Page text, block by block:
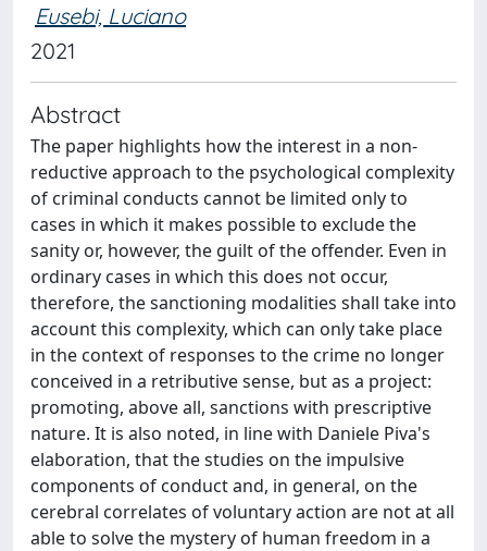
Eusebi, Luciano
2021
Abstract
The paper highlights how the interest in a non-
reductive approach to the psychological complexity
of criminal conducts cannot be limited only to
cases in which it makes possible to exclude the
sanity or, however, the guilt of the offender. Even in
ordinary cases in which this does not occur,
therefore, the sanctioning modalities shall take into
account this complexity, which can only take place
in the context of responses to the crime no longer
conceived in a retributive sense, but as a project:
promoting, above all, sanctions with prescriptive
nature. It is also noted, in line with Daniele Piva's
elaboration, that the studies on the impulsive
components of conduct and, in general, on the
cerebral correlates of voluntary action are not at all
able to solve the mystery of human freedom in a